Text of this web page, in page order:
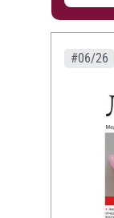
#06/26